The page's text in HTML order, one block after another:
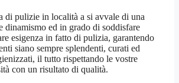
di pulizie in località a si avvale di una
dinamismo ed in grado di soddisfare
esigenza in fatto di pulizia, garantendo
siano sempre splendenti, curati ed
il tutto rispettando le vostre
con un risultato di qualità.